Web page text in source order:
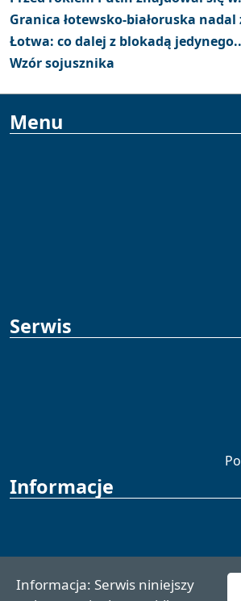
Granica łotewsko-białoruska nadal
Łotwa: co dalej z blokadą
Wzór sojusznika
Menu
Serwis
Informacje
Informacja: Serwis niniejszy